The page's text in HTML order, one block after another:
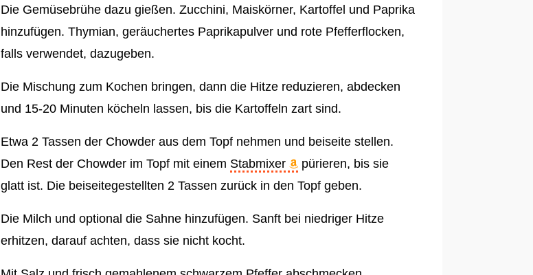
Die Gemüsebrühe dazu gießen. Zucchini, Maiskörner, Kartoffel und Paprika
hinzufügen. Thymian, geräuchertes Paprikapulver und rote Pfefferflocken,
falls verwendet, dazugeben.
Die Mischung zum Kochen bringen, dann die Hitze reduzieren, abdecken
und 15-20 Minuten köcheln lassen, bis die Kartoffeln zart sind.
Etwa 2 Tassen der Chowder aus dem Topf nehmen und beiseite stellen.
Den Rest der Chowder im Topf mit einem Stabmixer
pürieren, bis sie
glatt ist. Die beiseitegestellten 2 Tassen zurück in den Topf geben.
Die Milch und optional die Sahne hinzufügen. Sanft bei niedriger Hitze
erhitzen, darauf achten, dass sie nicht kocht.